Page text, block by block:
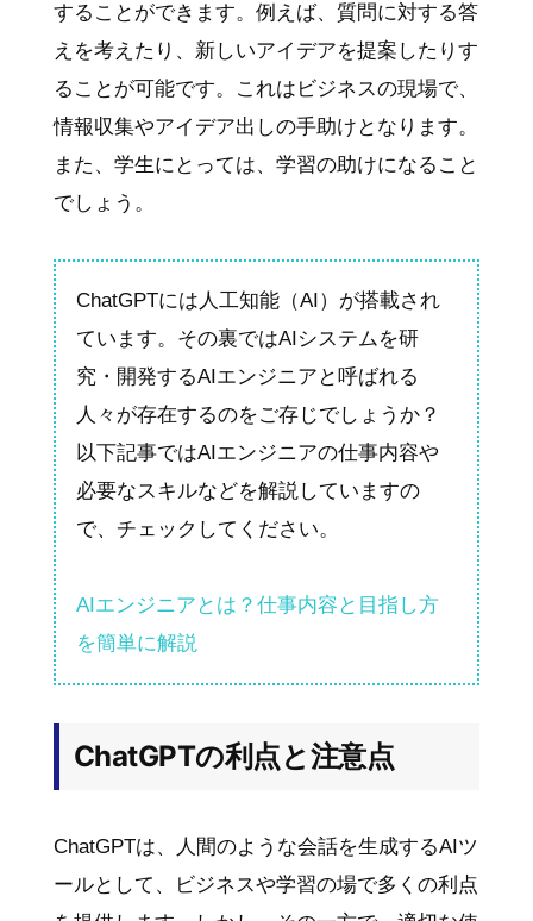
することができます。例えば、質問に対する答
えを考えたり、新しいアイデアを提案したりす
ることが可能です。これはビジネスの現場で、
情報収集やアイデア出しの手助けとなります。
また、学生にとっては、学習の助けになること
でしょう。
ChatGPTには人工知能（AI）が搭載され
ています。その裏ではAIシステムを研
究・開発するAIエンジニアと呼ばれる
人々が存在するのをご存じでしょうか？
以下記事ではAIエンジニアの仕事内容や
必要なスキルなどを解説していますの
で、チェックしてください。
AIエンジニアとは？仕事内容と目指し方
を簡単に解説
ChatGPTの利点と注意点
ChatGPTは、人間のような会話を生成するAIツ
ールとして、ビジネスや学習の場で多くの利点